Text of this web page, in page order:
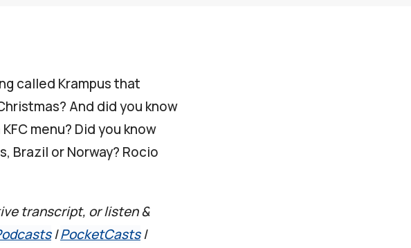
called Krampus that
And did you know
menu? Did you know
Brazil or Norway? Rocio
transcript, or listen &
|PocketCasts|